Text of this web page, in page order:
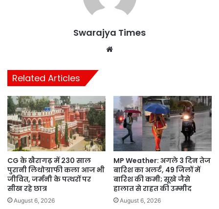
Swarajya Times
Related Articles
CG के खैरागढ़ में 230 साल
पुरानी लिथोग्राफी कला आज भी
जीवित, जर्मनी के पत्थरों पर
सीख रहे छात्र
August 6, 2026
MP Weather: अगले 3 दिन तेज
बारिश का अलर्ट, 49 जिलों में
बारिश की कमी; सूखे जैसे
हालात से राहत की उम्मीद
August 6, 2026